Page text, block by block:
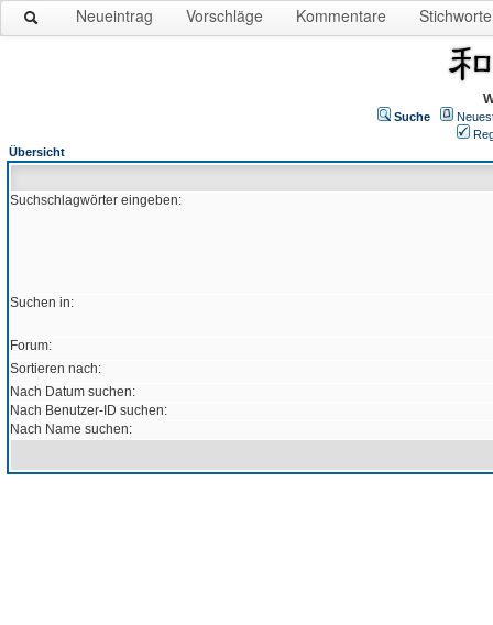
Neueintrag Vorschläge Kommentare Stichworte
Suche
Übersicht
Suchschlagwörter eingeben:
Suchen in:
Forum:
Sortieren nach:
Nach Datum suchen:
Nach Benutzer-ID suchen:
Nach Name suchen: